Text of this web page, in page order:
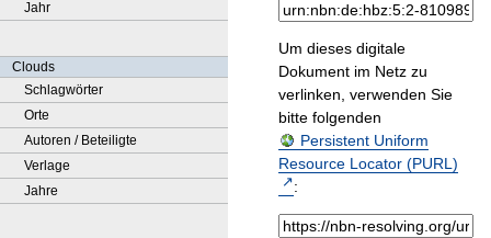
Jahr
Clouds
Schlagwörter
Orte
Autoren / Beteiligte
Verlage
Jahre
Um dieses digitale
Dokument im Netz zu
verlinken, verwenden Sie
bitte folgenden
Persistent Uniform
Resource Locator (PURL)
: